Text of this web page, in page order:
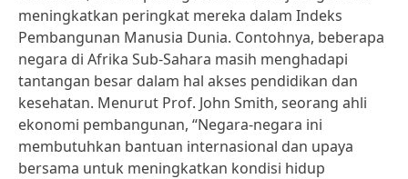
meningkatkan peringkat mereka dalam Indeks
Pembangunan Manusia Dunia. Contohnya, beberapa
negara di Afrika Sub-Sahara masih menghadapi
tantangan besar dalam hal akses pendidikan dan
kesehatan. Menurut Prof. John Smith, seorang ahli
ekonomi pembangunan, “Negara-negara ini
membutuhkan bantuan internasional dan upaya
bersama untuk meningkatkan kondisi hidup